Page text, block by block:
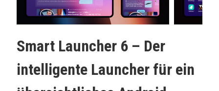
Smart Launcher 6 – Der
intelligente Launcher für ein